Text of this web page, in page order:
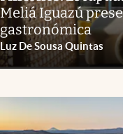
Meliá Iguazú
gastronómica
Luz De Sousa Quintas